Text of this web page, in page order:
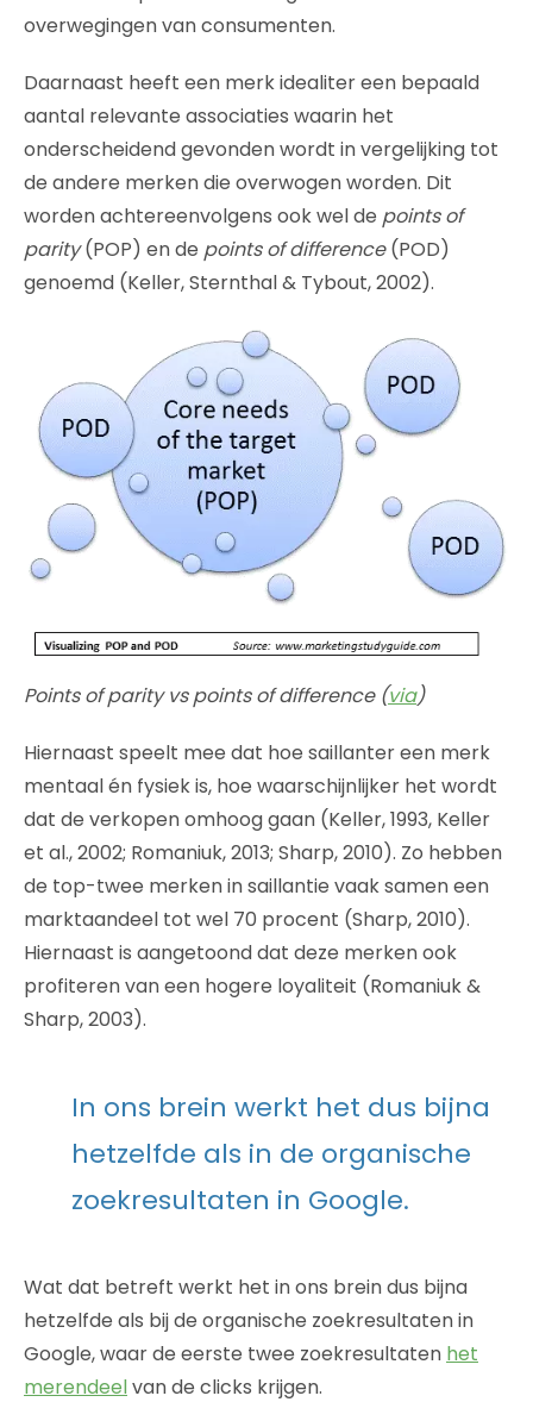
overwegingen van consumenten.
Daarnaast heeft een merk idealiter een bepaald
aantal relevante associaties waarin het
onderscheidend gevonden wordt in vergelijking tot
de andere merken die overwogen worden. Dit
worden achtereenvolgens ook wel de points of
parity(POP) en de points of difference(POD)
genoemd (Keller, Sternthal & Tybout, 2002).
Points of parity vs points of difference (via)
Hiernaast speelt mee dat hoe saillanter een merk
mentaal én fysiek is, hoe waarschijnlijker het wordt
dat de verkopen omhoog gaan (Keller, 1993, Keller
et al., 2002; Romaniuk, 2013; Sharp, 2010). Zo hebben
de top-twee merken in saillantie vaak samen een
marktaandeel tot wel 70 procent (Sharp, 2010).
Hiernaast is aangetoond dat deze merken ook
profiteren van een hogere loyaliteit (Romaniuk &
Sharp, 2003).
In ons brein werkt het dus bijna
hetzelfde als in de organische
zoekresultaten in Google.
Wat dat betreft werkt het in ons brein dus bijna
hetzelfde als bij de organische zoekresultaten in
Google, waar de eerste twee zoekresultaten het
merendeelvan de clicks krijgen.